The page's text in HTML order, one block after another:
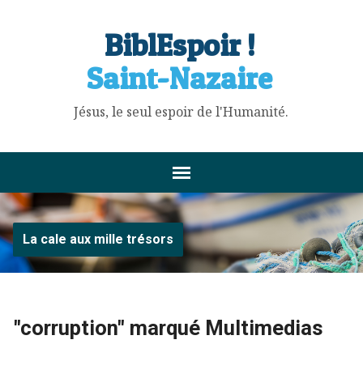
BiblEspoir !
Saint-Nazaire
Jésus, le seul espoir de l'Humanité.
La cale aux mille trésors
"corruption" marqué Multimedias